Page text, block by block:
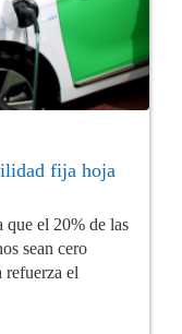
fija hoja
que el 20% de las
sean cero
refuerza el